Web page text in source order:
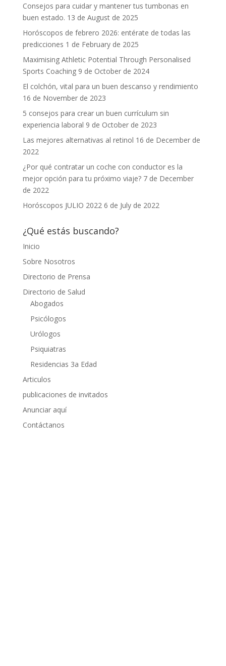
Consejos para cuidar y mantener tus tumbonas en
buen estado. 13 de August de 2025
Horóscopos de febrero 2026: entérate de todas las
predicciones 1 de February de 2025
Maximising Athletic Potential Through Personalised
Sports Coaching 9 de October de 2024
El colchón, vital para un buen descanso y rendimiento
16 de November de 2023
5 consejos para crear un buen currículum sin
experiencia laboral 9 de October de 2023
Las mejores alternativas al retinol 16 de December de
2022
¿Por qué contratar un coche con conductor es la
mejor opción para tu próximo viaje? 7 de December
de 2022
Horóscopos JULIO 2022 6 de July de 2022
¿Qué estás buscando?
Inicio
Sobre Nosotros
Directorio de Prensa
Directorio de Salud
Abogados
Psicólogos
Urólogos
Psiquiatras
Residencias 3a Edad
Articulos
publicaciones de invitados
Anunciar aquí
Contáctanos